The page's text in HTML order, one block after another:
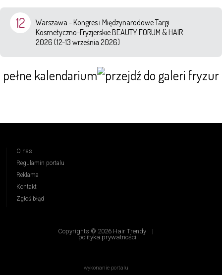
12
Warszawa - Kongres i Międzynarodowe Targi
Kosmetyczno-Fryzjerskie BEAUTY FORUM & HAIR
2026 (12-13 września 2026)
pełne kalendarium
O nas
Regulamin portalu
Reklama
Kontakt
Zgłoś błąd
Copyrights © 2026 Hair Trendy |
polityka prywatności
wykonanie portalu